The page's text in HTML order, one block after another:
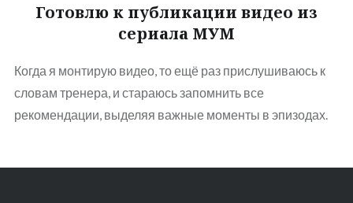
Готовлю к публикации видео из
сериала МУМ
Когда я монтирую видео, то ещё раз прислушиваюсь к
словам тренера, и стараюсь запомнить все
рекомендации, выделяя важные моменты в эпизодах.